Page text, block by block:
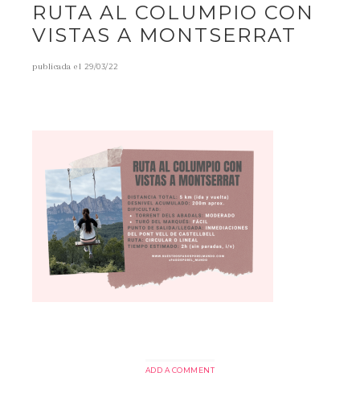
RUTA AL COLUMPIO CON
VISTAS A MONTSERRAT
publicada el 29/03/22
ADD A COMMENT